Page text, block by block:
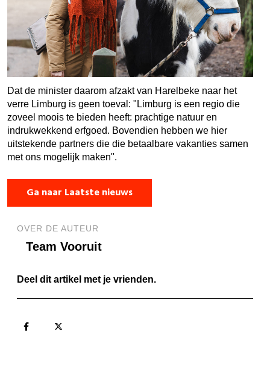
Dat de minister daarom afzakt van Harelbeke naar het
verre Limburg is geen toeval: "Limburg is een regio die
zoveel moois te bieden heeft: prachtige natuur en
indrukwekkend erfgoed. Bovendien hebben we hier
uitstekende partners die die betaalbare vakanties samen
met ons mogelijk maken".
Ga naar Laatste nieuws
OVER DE AUTEUR
Team Vooruit
Deel dit artikel met je vrienden.